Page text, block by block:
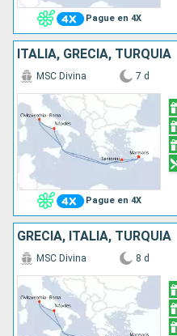
Pague en 4X
ITALIA, GRECIA, TURQUÍA
Pague en 4X
MSC Divina 7 d
GRECIA, ITALIA, TURQUÍA
MSC Divina 8 d